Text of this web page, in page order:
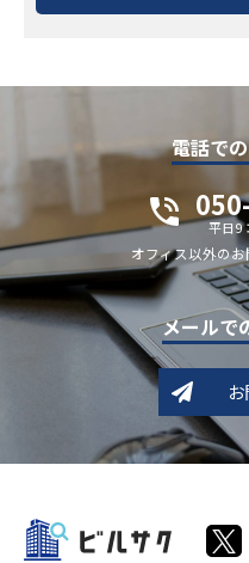
電話で
平日9
オフィス以外の
メールで